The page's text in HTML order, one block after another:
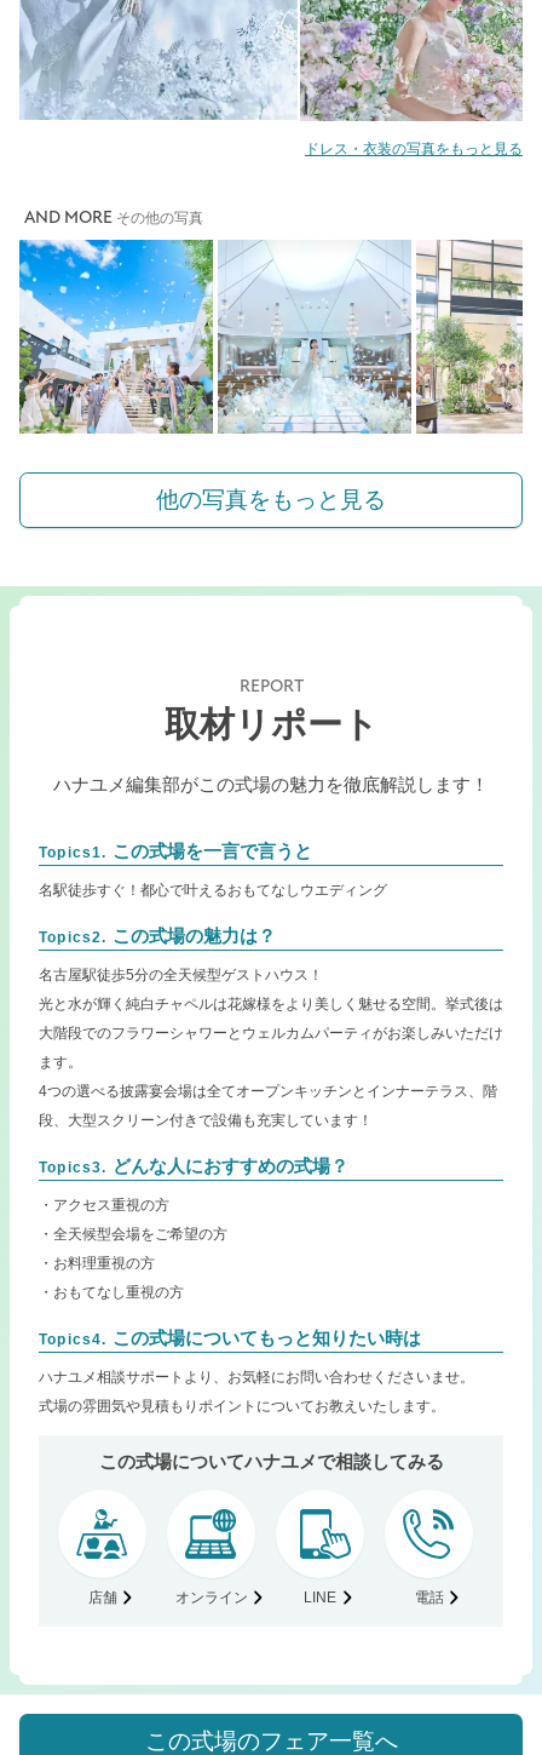
ドレス・衣装の写真をもっと見る
AND MORE その他の写真
他の写真をもっと見る
REPORT
取材リポート
ハナユメ編集部がこの式場の魅力を徹底解説します！
Topics1. この式場を一言で言うと
名駅徒歩すぐ！都心で叶えるおもてなしウエディング
Topics2. この式場の魅力は？
名古屋駅徒歩5分の全天候型ゲストハウス！
光と水が輝く純白チャペルは花嫁様をより美しく魅せる空間。挙式後は
大階段でのフラワーシャワーとウェルカムパーティがお楽しみいただけ
ます。
4つの選べる披露宴会場は全てオープンキッチンとインナーテラス、階
段、大型スクリーン付きで設備も充実しています！
Topics3. どんな人におすすめの式場？
・アクセス重視の方
・全天候型会場をご希望の方
・お料理重視の方
・おもてなし重視の方
Topics4. この式場についてもっと知りたい時は
ハナユメ相談サポートより、お気軽にお問い合わせくださいませ。
式場の雰囲気や見積もりポイントについてお教えいたします。
この式場についてハナユメで相談してみる
店舗 オンライン LINE 電話
この式場のフェア一覧へ